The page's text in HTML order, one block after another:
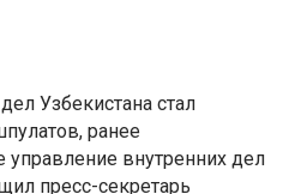
Узбекистана стал
ранее
управление внутренних дел
пресс-секретарь